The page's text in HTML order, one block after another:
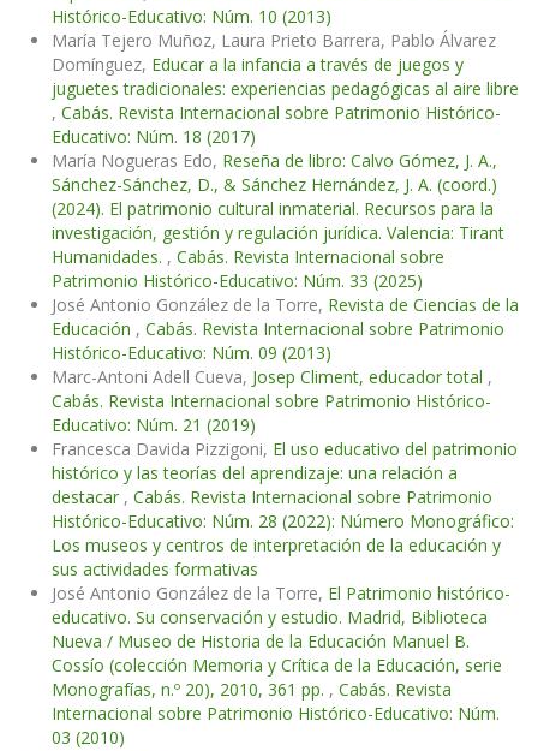
Histórico-Educativo: Núm. 10 (2013)
María Tejero Muñoz, Laura Prieto Barrera, Pablo Álvarez
Domínguez, Educar a la infancia a través de juegos y
juguetes tradicionales: experiencias pedagógicas al aire libre
, Cabás. Revista Internacional sobre Patrimonio Histórico-
Educativo: Núm. 18 (2017)
María Nogueras Edo, Reseña de libro: Calvo Gómez, J. A.,
Sánchez-Sánchez, D., & Sánchez Hernández, J. A. (coord.)
(2024). El patrimonio cultural inmaterial. Recursos para la
investigación, gestión y regulación jurídica. Valencia: Tirant
Humanidades. , Cabás. Revista Internacional sobre
Patrimonio Histórico-Educativo: Núm. 33 (2025)
José Antonio González de la Torre, Revista de Ciencias de la
Educación , Cabás. Revista Internacional sobre Patrimonio
Histórico-Educativo: Núm. 09 (2013)
Marc-Antoni Adell Cueva, Josep Climent, educador total ,
Cabás. Revista Internacional sobre Patrimonio Histórico-
Educativo: Núm. 21 (2019)
Francesca Davida Pizzigoni, El uso educativo del patrimonio
histórico y las teorías del aprendizaje: una relación a
destacar , Cabás. Revista Internacional sobre Patrimonio
Histórico-Educativo: Núm. 28 (2022): Número Monográfico:
Los museos y centros de interpretación de la educación y
sus actividades formativas
José Antonio González de la Torre, El Patrimonio histórico-
educativo. Su conservación y estudio. Madrid, Biblioteca
Nueva / Museo de Historia de la Educación Manuel B.
Cossío (colección Memoria y Crítica de la Educación, serie
Monografías, n.º 20), 2010, 361 pp. , Cabás. Revista
Internacional sobre Patrimonio Histórico-Educativo: Núm.
03 (2010)